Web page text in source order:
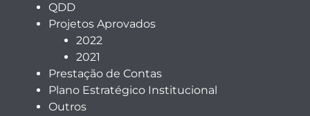
QDD
Projetos Aprovados
2022
2021
Prestação de Contas
Plano Estratégico Institucional
Outros